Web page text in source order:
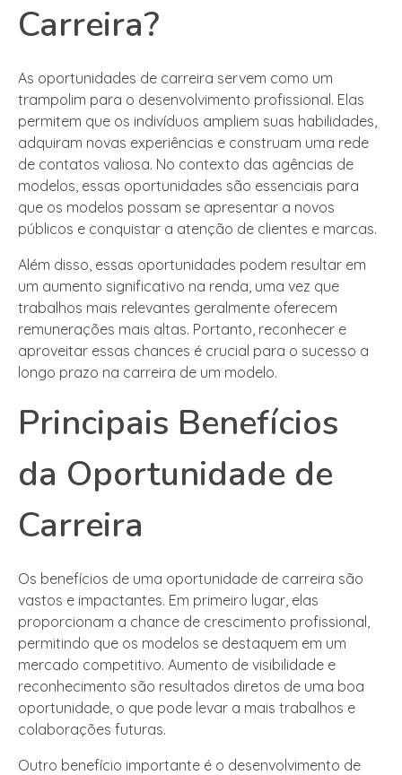
Carreira?
As oportunidades de carreira servem como um
trampolim para o desenvolvimento profissional. Elas
permitem que os indivíduos ampliem suas habilidades,
adquiram novas experiências e construam uma rede
de contatos valiosa. No contexto das agências de
modelos, essas oportunidades são essenciais para
que os modelos possam se apresentar a novos
públicos e conquistar a atenção de clientes e marcas.
Além disso, essas oportunidades podem resultar em
um aumento significativo na renda, uma vez que
trabalhos mais relevantes geralmente oferecem
remunerações mais altas. Portanto, reconhecer e
aproveitar essas chances é crucial para o sucesso a
longo prazo na carreira de um modelo.
Principais Benefícios
da Oportunidade de
Carreira
Os benefícios de uma oportunidade de carreira são
vastos e impactantes. Em primeiro lugar, elas
proporcionam a chance de crescimento profissional,
permitindo que os modelos se destaquem em um
mercado competitivo. Aumento de visibilidade e
reconhecimento são resultados diretos de uma boa
oportunidade, o que pode levar a mais trabalhos e
colaborações futuras.
Outro benefício importante é o desenvolvimento de